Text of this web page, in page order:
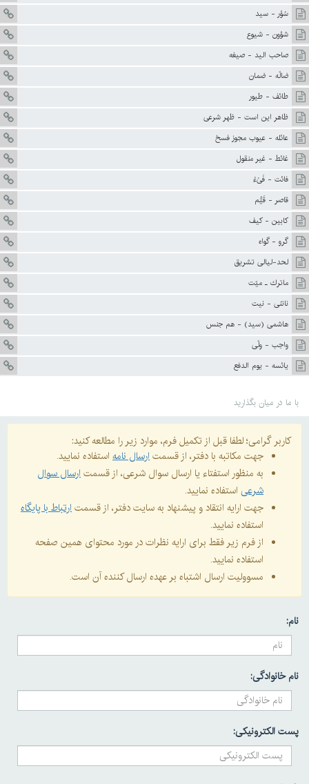
سُؤر - سيد
شؤون - شيوع
صاحب اليد - صيغه
ضالّه - ضمان
طائف - طيور
ظاهر اين است - ظهر شرعى
عائله - عيوب مجوز فسخ
غائط - غير منقول
فائت - فَىْءْ
قاصر - قَيُّم
کابين - کيف
گرو - گواه
لحد-لیالی تشریق
ماترك ـ ميّت
ناتنى - نيت
هاشمى (سيد) - هم جنس
واجب - ولّى
يائسه - يوم الدفع
با ما در میان بگذارید
کاربر گرامی؛ لطفا قبل از تکمیل فرم، موارد زیر را مطالعه کنید:
جهت مکاتبه با دفتر، از قسمتارسال نامه استفاده نمایید.
به منظور استفتاء یا ارسال سوال شرعی، از قسمتارسال سوال
شرعی استفاده نمایید.
جهت ارایه انتقاد و پیشنهاد به سایت دفتر، از قسمتارتباط با پایگاه
استفاده نمایید.
از فرم زیر فقط برای ارایه نظرات در مورد محتوای همین صفحه
استفاده نمایید.
مسوولیت ارسال اشتباه بر عهده ارسال کننده آن است.
نام:
نام خانوادگی:
پست الکترونیکی: